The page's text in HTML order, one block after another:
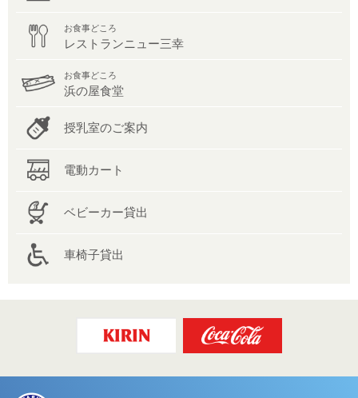
お食事どころ
レストランニュー三幸
お食事どころ
浜の屋食堂
授乳室のご案内
電動カート
ベビーカー貸出
車椅子貸出